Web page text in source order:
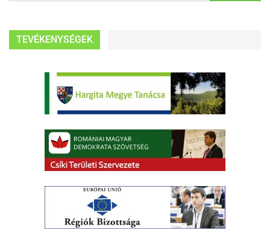
TEVÉKENYSÉGEK